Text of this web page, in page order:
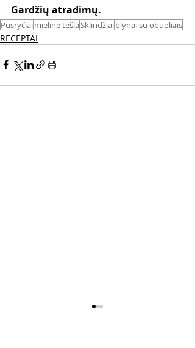
Gardžių atradimų.
Pusryčiaimielinė tešlaSklindžiaiblynai su obuoliais
RECEPTAI